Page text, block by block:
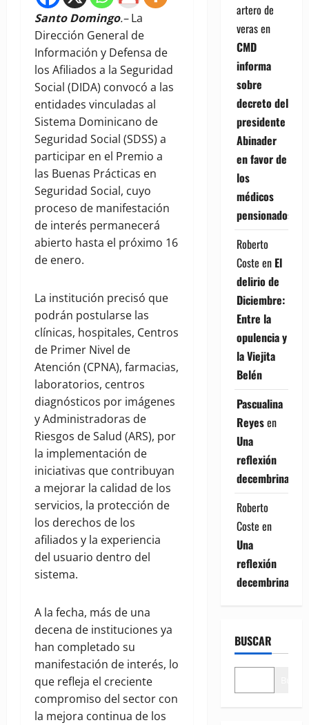
Santo Domingo.–La
Dirección General de
Información y Defensa de
los Afiliados a la Seguridad
Social (DIDA) convocó a las
entidades vinculadas al
Sistema Dominicano de
Seguridad Social (SDSS) a
participar en el Premio a
las Buenas Prácticas en
Seguridad Social, cuyo
proceso de manifestación
de interés permanecerá
abierto hasta el próximo 16
de enero.
La institución precisó que
podrán postularse las
clínicas, hospitales, Centros
de Primer Nivel de
Atención (CPNA), farmacias,
laboratorios, centros
diagnósticos por imágenes
y Administradoras de
Riesgos de Salud (ARS), por
la implementación de
iniciativas que contribuyan
a mejorar la calidad de los
servicios, la protección de
los derechos de los
afiliados y la experiencia
del usuario dentro del
sistema.
A la fecha, más de una
decena de instituciones ya
han completado su
manifestación de interés, lo
que refleja el creciente
compromiso del sector con
la mejora continua de los
artero de
verasen
CMD
informa
sobre
decreto del
presidente
Abinader
en favor de
los
médicos
pensionados
Roberto
Coste en El
delirio de
Diciembre:
Entre la
opulencia y
la Viejita
Belén
Pascualina
Reyesen
Una
reflexión
decembrina
Roberto
Coste en
Una
reflexión
decembrina
BUSCAR